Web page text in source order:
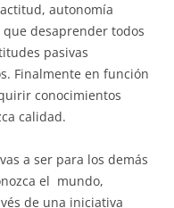
autonomía
desaprender todos
pasivas
Finalmente en función
conocimientos
calidad.
a ser para los demás
el mundo,
de una iniciativa